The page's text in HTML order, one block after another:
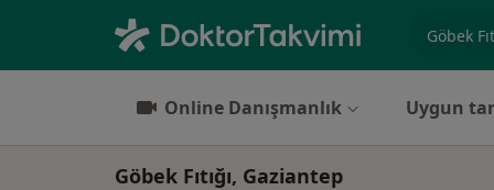
Online Danışmanlık Uygun
Göbek Fıtığı, Gaziantep